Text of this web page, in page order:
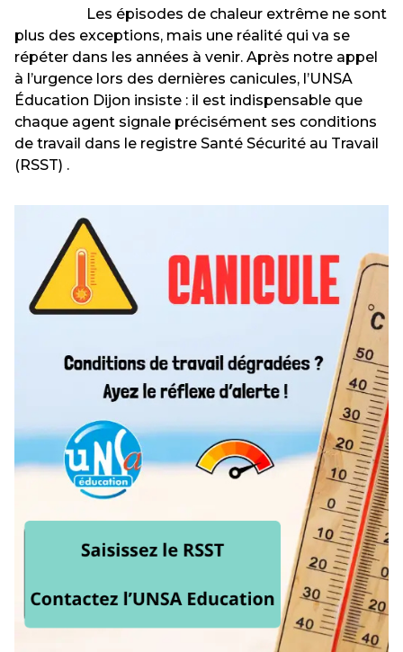
Les épisodes de chaleur extrême ne sont
plus des exceptions, mais une réalité qui va se
répéter dans les années à venir. Après notre appel
à l’urgence lors des dernières canicules, l’UNSA
Éducation Dijon insiste : il est indispensable que
chaque agent signale précisément ses conditions
de travail dans le registre Santé Sécurité au Travail
(RSST) .